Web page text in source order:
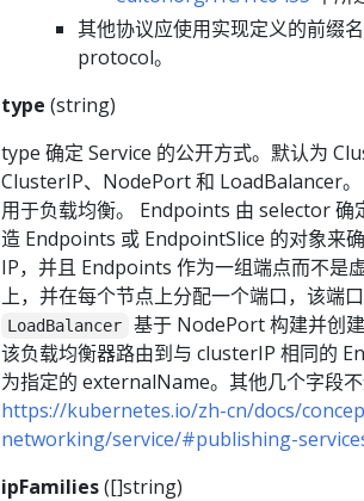
其他协议应使用实现定义的前缀
protocol。
type (string)
type 确定 Service 的公开方式。默认为
ClusterIP、NodePort 和 LoadBalancer。
用于负载均衡。 Endpoints 由 selector
造 Endpoints 或 EndpointSlice 的对象来
IP，并且 Endpoints 作为一组端点而不是
上，并在每个节点上分配一个端口，该端
LoadBalancer
基于 NodePort 构建并创
该负载均衡器路由到与 clusterIP 相同的
为指定的 externalName。其他几个字段
https://kubernetes.io/zh-cn/docs/
networking/service/#publishing-
ipFamilies([]string)